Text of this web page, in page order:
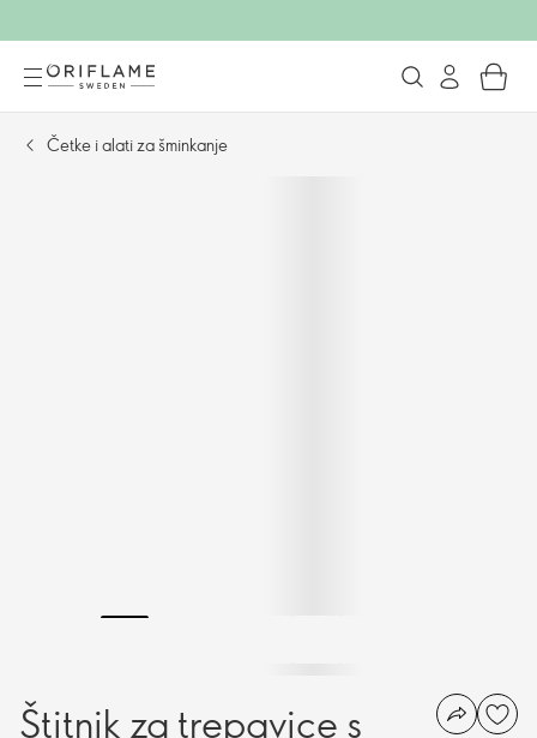
Četke i alati za šminkanje
Štitnik za trepavice s